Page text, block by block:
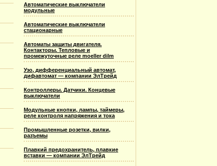
Автоматические выключатели
модульные
Автоматические выключатели
стационарные
Автоматы защиты двигателя.
Контакторы. Тепловые и
промежуточные реле moeller dilm
Узо, дифференциальный автомат,
дифавтомат — компании ЭлТрейд
Контроллеры. Датчики. Концевые
выключатели
Модульные кнопки, лампы, таймеры,
реле контроля напряжения и тока
Промышленные розетки, вилки,
разъемы
Плавкий предохранитель, плавкие
вставки — компании ЭлТрейд